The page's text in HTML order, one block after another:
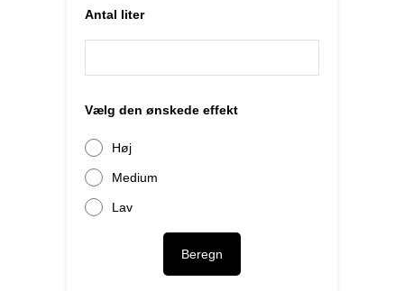
Antal liter
Vælg den ønskede effekt
Høj
Medium
Lav